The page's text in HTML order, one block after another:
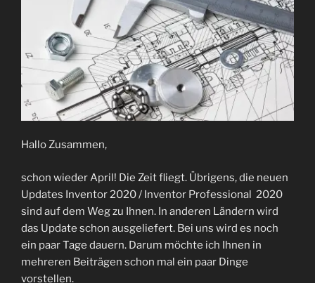
Hallo Zusammen,
schon wieder April! Die Zeit fliegt. Übrigens, die neuen
Updates Inventor 2020 / Inventor Professional 2020
sind auf dem Weg zu Ihnen. In anderen Ländern wird
das Update schon ausgeliefert. Bei uns wird es noch
ein paar Tage dauern. Darum möchte ich Ihnen in
mehreren Beiträgen schon mal ein paar Dinge
vorstellen.